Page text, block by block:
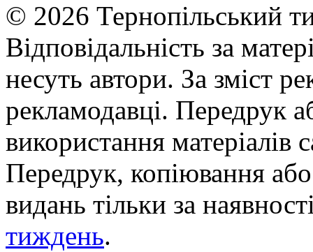
© 2026 Тернопільський
Відповідальність за
несуть автори. За зміст
рекламодавці. Передрук
використання матеріалів
Передрук, копіювання
видань тільки за
тиждень.